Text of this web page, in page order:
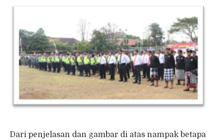
Dari penjelasan dan gambar di atas nampak betapa